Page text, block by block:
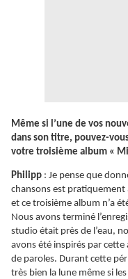
Même si l’une de vos
dans son titre, pouvez-
votre troisième album «
Philipp : Je pense que
chansons est
et ce troisième album n’a
Nous avons terminé
studio était près de l’eau,
avons été inspirés par
de paroles. Durant cette
très bien la lune même si